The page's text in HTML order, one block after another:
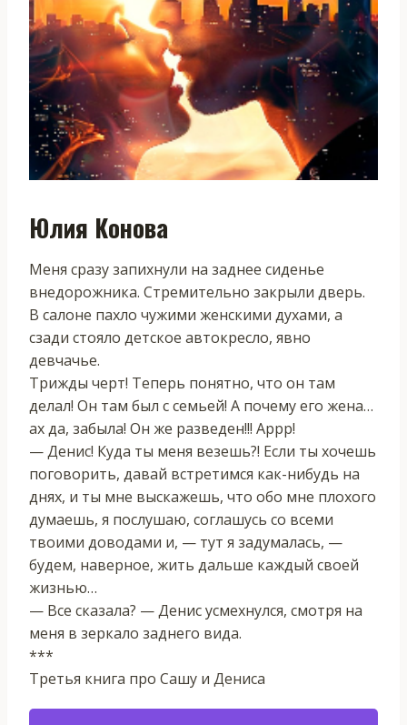
Юлия Конова
Меня сразу запихнули на заднее сиденье
внедорожника. Стремительно закрыли дверь.
В салоне пахло чужими женскими духами, а
сзади стояло детское автокресло, явно
девчачье.
Трижды черт! Теперь понятно, что он там
делал! Он там был с семьей! А почему его жена…
ах да, забыла! Он же разведен!!! Аррр!
— Денис! Куда ты меня везешь?! Если ты хочешь
поговорить, давай встретимся как-нибудь на
днях, и ты мне выскажешь, что обо мне плохого
думаешь, я послушаю, соглашусь со всеми
твоими доводами и, — тут я задумалась, —
будем, наверное, жить дальше каждый своей
жизнью…
— Все сказала? — Денис усмехнулся, смотря на
меня в зеркало заднего вида.
***
Третья книга про Сашу и Дениса